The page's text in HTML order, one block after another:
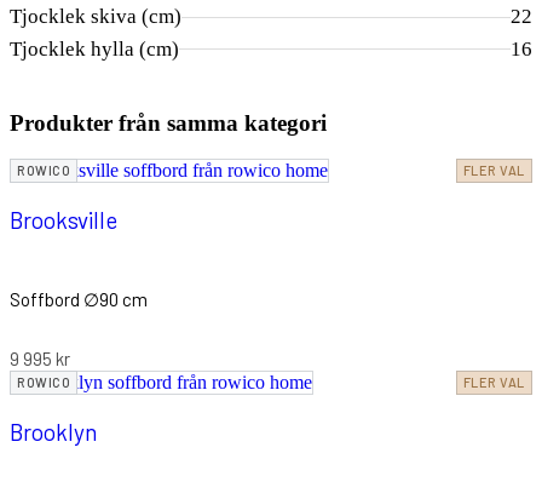
Tjocklek skiva (cm)
22
Tjocklek hylla (cm)
16
Produkter från samma kategori
ROWICO FLER VAL
Brooksville
Soffbord ∅90 cm
9 995 kr
ROWICO FLER VAL
Brooklyn